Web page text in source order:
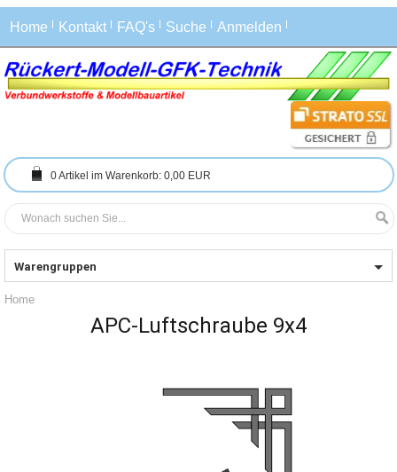
Home Kontakt FAQ's Suche Anmelden
0Artikel im Warenkorb: 0,00 EUR
Warengruppen
Home
APC-Luftschraube 9x4